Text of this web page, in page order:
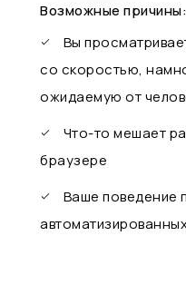
Возможные причины:
Вы
со скоростью,
ожидаемую от
Что-то мешает
браузере
Ваше поведение